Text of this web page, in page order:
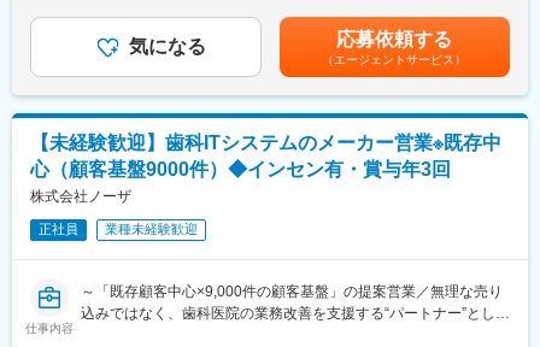
・残業30h程度（残業代100％支給・みなし残業ではありません）
・フレックス制（コアタイムなし）
└ご自身のスケジュールに合わせて、仕事とプライベートの両立
がしやすい環境です。
・有給取得率：71.9%(2024年度実績)
・女性だけでなく男性の育児休暇取得も推進
■当社について：
1979年に歯科用レセプトシステムのソフトウェアメーカーとして
カーです。全国の歯科医院数は約67,089件です（厚生労働省 医療
施設動態調査 2023年11月末概数）。大きなマーケットでご活躍
・試験データの解析、レポート作成、および信頼性基準に基づく
記録管理
グループリーダー1名、メンバー27名 男性13名、女性15名の組
織です。
平均年齢46歳となっております。
■競合優位性：
・老舗の受託研究機関として扱う研究の幅が広く深いことが業界
内でも認知されています。各種学会での論文発表件数は業界トッ
プクラスです。
・平均勤続年数は16年以上と長く、安定的な組織運営を行ってい
ます。このことから各研究知見がきちんと蓄積・引き継がれ、研
する可能性があります。月給(月額)は固定手当を含めた表記です。
気になる 応募依頼する
（エージェントサービス）
【未経験歓迎】歯科ITシステムのメーカー営業※既存中
心（顧客基盤9000件）◆インセン有・賞与年3回
株式会社ノーザ
正社員 業種未経験歓迎
仕事内容
～「既存顧客中心×9,000件の顧客基盤」の提案営業／無理な売り
込みではなく、歯科医院の業務改善を支援する“パートナー”として